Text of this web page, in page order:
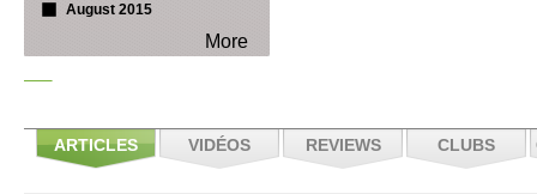
August 2015
More
ARTICLES VIDÉOS REVIEWS CLUBS